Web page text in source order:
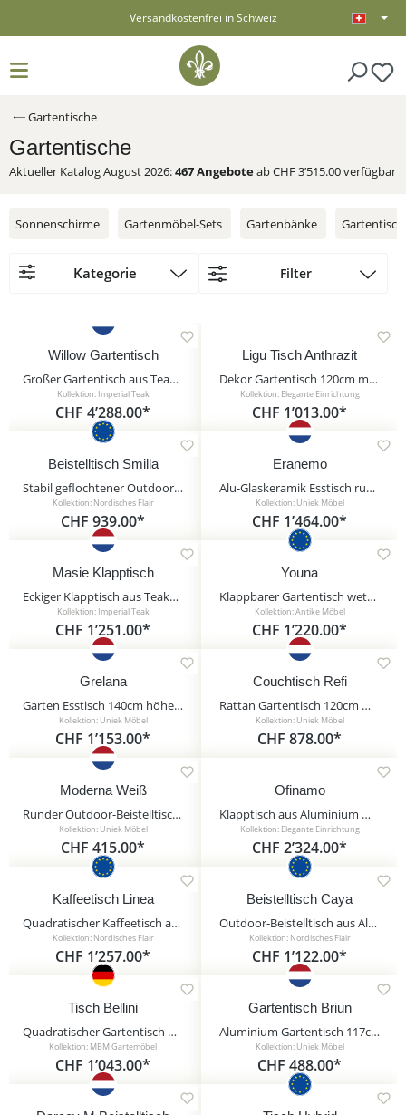
Versandkostenfrei in Schweiz
Gartentische
Gartentische
Aktueller Katalog August 2026:467Angeboteab CHF 3’515.00 verfügbar
Sonnenschirme Gartenmöbel-Sets Gartenbänke
Kategorie
Gartenmöbel-Sets
Gartenbänke
Gartentische
Gartenstühle & Sessel
Gartensofas
Zubehör
Outdoor-Teppiche
Sonnenliegen
Loungemöbel
Outdoor Sitzsäcke
Kissen & Polsterauflagen
Sichtschutz / Raumteiler
Outdoor Küchen
Hollywoodschaukeln
Filter
Willow Gartentisch
Großer Gartentisch aus Teakholz - modern - eckig - Willow Gartentisch / 76x240x100cm
Kollektion: Imperial Teak
CHF 4’288.00*
Ligu Tisch Anthrazit
Dekor Gartentisch 120cm mit anthrazit Gestell - Ligu Tisch Anthrazit / mit Holzoptik
Kollektion: Elegante Einrichtung
CHF 1’013.00*
Beistelltisch Smilla
Stabil geflochtener Outdoor Beistelltisch aus Aluminium und Rattan - Beistelltisch Smilla
Kollektion: Nordisches Flair
CHF 939.00*
Eranemo
Alu-Glaskeramik Esstisch rund in Anthrazit - 120cm - Eranemo
Kollektion: Uniek Möbel
CHF 1’464.00*
Masie Klapptisch
Eckiger Klapptisch aus Teakholz für den Garten - Masie Klapptisch / 75,5x120x80cm (HxBxT)
Kollektion: Imperial Teak
CHF 1’251.00*
Youna
Klappbarer Gartentisch wetterfest aus Gusseisen - Youna / grün
Kollektion: Antike Möbel
CHF 1’220.00*
Grelana
Garten Esstisch 140cm höhenverstellbar 50/72cm - Grelana
Kollektion: Uniek Möbel
CHF 1’153.00*
Couchtisch Refi
Rattan Gartentisch 120cm mit Steinplatte - Couchtisch Refi / Anthrazit
Kollektion: Uniek Möbel
CHF 878.00*
Moderna Weiß
Runder Outdoor-Beistelltisch weiß aus Stahl - Moderna Weiß / 35x45cm (HxDm)
Kollektion: Uniek Möbel
CHF 415.00*
Ofinamo
Klapptisch aus Aluminium mit HPL-Platte in Cementoptik - Ofinamo
Kollektion: Elegante Einrichtung
CHF 2’324.00*
Kaffeetisch Linea
Quadratischer Kaffeetisch aus Aluminium mit Teakholzplatte - Kaffeetisch Linea / Schwarz
Kollektion: Nordisches Flair
CHF 1’257.00*
Beistelltisch Caya
Outdoor-Beistelltisch aus Aluminium und Polyrattan - Beistelltisch Caya / ohne Glasplatte
Kollektion: Nordisches Flair
CHF 1’122.00*
Tisch Bellini
Quadratischer Gartentisch mit Glasplatte - Alu & Geflecht - 90x90cm - Tisch Bellini
Kollektion: MBM Gartemöbel
CHF 1’043.00*
Gartentisch Briun
Aluminium Gartentisch 117cm - Loungetisch - Gartentisch Briun
Kollektion: Uniek Möbel
CHF 488.00*